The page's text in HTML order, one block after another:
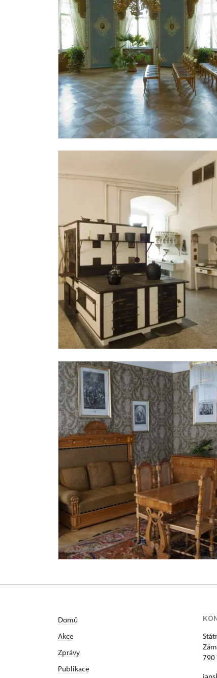
Domů
Akce
Zprávy
Publikace
790